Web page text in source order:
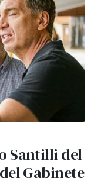
Santilli del
Gabinete